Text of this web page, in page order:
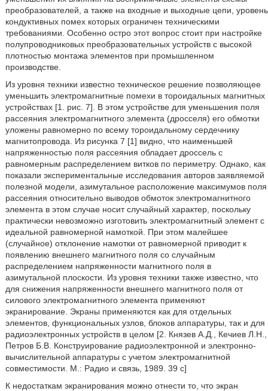
преобразователей, а также на входные и выходные цепи, уровень
кондуктивных помех которых ограничен техническими
требованиями. Особенно остро этот вопрос стоит при настройке
полупроводниковых преобразовательных устройств с высокой
плотностью монтажа элементов при промышленном
производстве.
Из уровня техники известно техническое решение позволяющее
уменьшить электромагнитные помехи в тороидальных магнитных
устройствах [1. рис. 7]. В этом устройстве для уменьшения поля
рассеяния электромагнитного элемента (дросселя) его обмотки
уложены равномерно по всему тороидальному сердечнику
магнитопровода. Из рисунка 7 [1] видно, что наименьшей
напряженностью поля рассеяния обладает дроссель с
равномерным распределением витков по периметру. Однако, как
показали экспериментальные исследования авторов заявляемой
полезной модели, азимутальное расположение максимумов поля
рассеяния относительно выводов обмоток электромагнитного
элемента в этом случае носит случайный характер, поскольку
практически невозможно изготовить электромагнитный элемент с
идеальной равномерной намоткой. При этом малейшее
(случайное) отклонение намотки от равномерной приводит к
появлению внешнего магнитного поля со случайным
распределением напряженности магнитного поля в
азимутальной плоскости. Из уровня техники также известно, что
для снижения напряженности внешнего магнитного поля от
силового электромагнитного элемента применяют
экранирование. Экраны применяются как для отдельных
элементов, функциональных узлов, блоков аппаратуры, так и для
радиоэлектронных устройств в целом [2. Князев А.Д., Кечиев Л.Н.,
Петров Б.В. Конструирование радиоэлектронной и электронно-
вычислительной аппаратуры с учетом электромагнитной
совместимости. М.: Радио и связь, 1989. 39 с]
К недостаткам экранирования можно отнести то, что экран